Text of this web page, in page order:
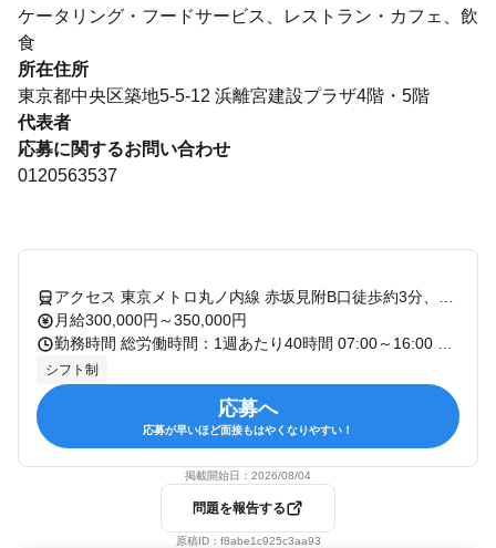
ケータリング・フードサービス、レストラン・カフェ、飲
食
所在住所
東京都中央区築地5-5-12 浜離宮建設プラザ4階・5階
代表者
応募に関するお問い合わせ
0120563537
月給300,000円～350,000円
シフト制
応募へ
応募が早いほど面接もはやくなりやすい！
掲載開始日： 2026/08/04
問題を報告する
原稿ID： f8abe1c925c3aa93